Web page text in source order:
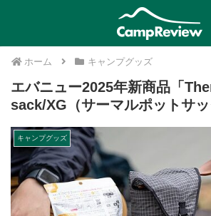
ホーム キャンプグッズ
エバニュー2025年新商品「
sack/XG（サーマルポットサッ
キャンプグッズ